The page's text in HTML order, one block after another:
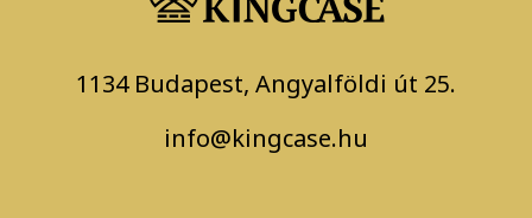
1134 Budapest, Angyalföldi út 25.
info@kingcase.hu